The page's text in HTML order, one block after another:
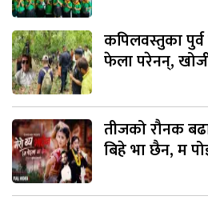
कपिलवस्तुका
फेला परेनन्,
तीजको रौनक
बिहे भा छैन, म